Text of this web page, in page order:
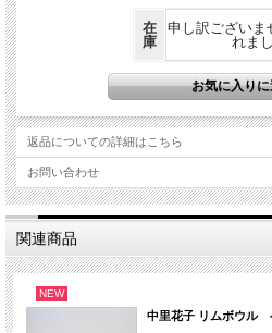
在
庫
申し訳ございま
れま
返品についての詳細はこちら
お問い合わせ
関連商品
NEW
中里花子 リムボウル